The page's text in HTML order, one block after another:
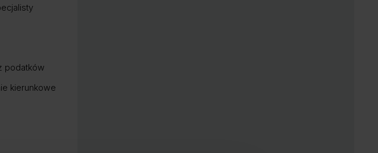
podatków
kierunkowe